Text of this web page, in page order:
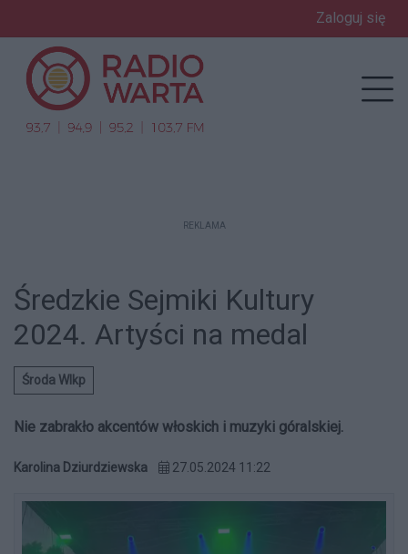
Zaloguj się
REKLAMA
Średzkie Sejmiki Kultury
2024. Artyści na medal
Środa Wlkp
Nie zabrakło akcentów włoskich i muzyki góralskiej.
Karolina Dziurdziewska 27.05.2024 11:22